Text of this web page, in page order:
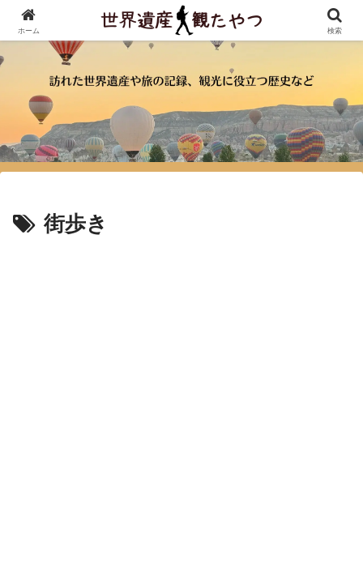
街歩き
ホーム 検索